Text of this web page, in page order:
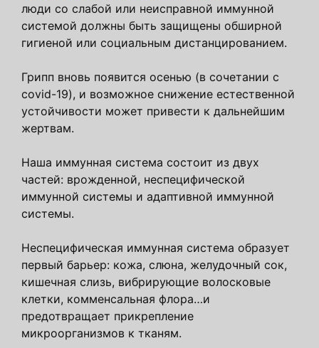
люди со слабой или неисправной иммунной
системой должны быть защищены обширной
гигиеной или социальным дистанцированием.
Грипп вновь появится осенью (в сочетании с
covid-19), и возможное снижение естественной
устойчивости может привести к дальнейшим
жертвам.
Наша иммунная система состоит из двух
частей: врожденной, неспецифической
иммунной системы и адаптивной иммунной
системы.
Неспецифическая иммунная система образует
первый барьер: кожа, слюна, желудочный сок,
кишечная слизь, вибрирующие волосковые
клетки, комменсальная флора…и
предотвращает прикрепление
микроорганизмов к тканям.